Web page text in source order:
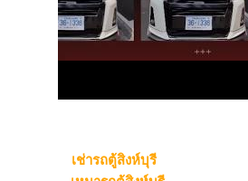
เช่ารถตู้สิงห์บุรี